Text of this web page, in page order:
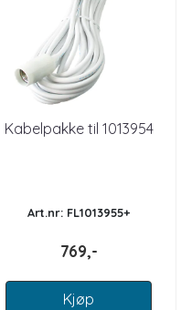
Kabelpakke til 1013954
Art.nr: FL1013955+
769,-
Kjøp